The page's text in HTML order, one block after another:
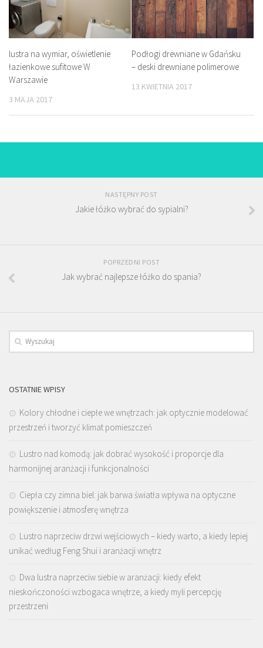
lustra na wymiar, oświetlenie
łazienkowe sufitowe W
Warszawie
3 MAJA 2017
Podłogi drewniane w Gdańsku
– deski drewniane polimerowe
13 KWIETNIA 2017
NASTĘPNY POST
Jakie łóżko wybrać do sypialni?
POPRZEDNI POST
Jak wybrać najlepsze łóżko do spania?
OSTATNIE WPISY
Kolory chłodne i ciepłe we wnętrzach: jak optycznie modelować
przestrzeń i tworzyć klimat pomieszczeń
Lustro nad komodą: jak dobrać wysokość i proporcje dla
harmonijnej aranżacji i funkcjonalności
Ciepła czy zimna biel: jak barwa światła wpływa na optyczne
powiększenie i atmosferę wnętrza
Lustro naprzeciw drzwi wejściowych – kiedy warto, a kiedy lepiej
unikać według Feng Shui i aranżacji wnętrz
Dwa lustra naprzeciw siebie w aranżacji: kiedy efekt
nieskończoności wzbogaca wnętrze, a kiedy myli percepcję
przestrzeni